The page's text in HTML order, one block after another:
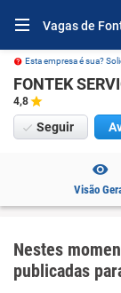
Vagas de
Esta empresa é sua?
FONTEK
4,8
Seguir
Visão
Nestes
publicadas